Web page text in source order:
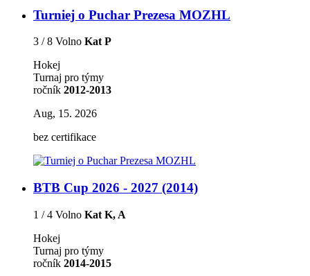
Turniej o Puchar Prezesa MOZHL
3 / 8 Volno Kat P
Hokej
Turnaj pro týmy
ročník 2012-2013
Aug, 15. 2026
bez certifikace
BTB Cup 2026 - 2027 (2014)
1 / 4 Volno Kat K, A
Hokej
Turnaj pro týmy
ročník 2014-2015